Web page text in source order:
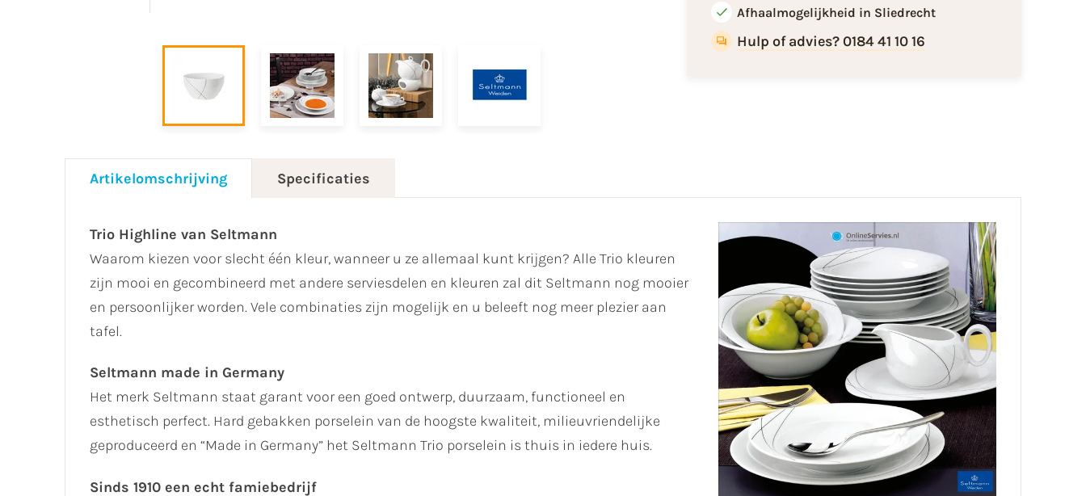
Afhaalmogelijkheid in Sliedrecht
Hulp of advies? 0184 41 10 16
Artikelomschrijving Specificaties
Trio Highline van Seltmann
Waarom kiezen voor slecht één kleur, wanneer u ze allemaal kunt krijgen? Alle Trio kleuren
zijn mooi en gecombineerd met andere serviesdelen en kleuren zal dit Seltmann nog mooier
en persoonlijker worden. Vele combinaties zijn mogelijk en u beleeft nog meer plezier aan
tafel.
Seltmann made in Germany
Het merk Seltmann staat garant voor een goed ontwerp, duurzaam, functioneel en
esthetisch perfect. Hard gebakken porselein van de hoogste kwaliteit, milieuvriendelijke
geproduceerd en “Made in Germany” het Seltmann Trio porselein is thuis in iedere huis.
Sinds 1910 een echt famiebedrijf